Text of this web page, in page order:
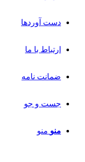
دست آوردها
ارتباط با ما
ضمانت نامه
جست و جو
منو منو